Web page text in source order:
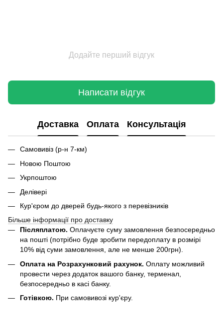
Додайте перший відгук
Написати відгук
Доставка Оплата Консультація
Самовивіз (р-н 7-км)
Новою Поштою
Укрпоштою
Делівері
Кур'єром до дверей будь-якого з перевізників
Більше інформації про доставку
Післяплатою. Оплачуєте суму замовлення безпосередньо
на пошті (потрібно буде зробити передоплату в розмірі
10% від суми замовлення, але не менше 200грн).
Оплата на Розрахунковий рахунок. Оплату можливий
провести через додаток вашого банку, терменал,
безпосередньо в касі банку.
Готівкою. При самовивозі кур'єру.